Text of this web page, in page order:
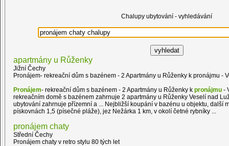
Chalupy ubytování - vyhledávání
apartmány u Růženky
Jižní Čechy
Pronájem- rekreační dům s bazénem - 2 Apartmány u Růženky k pronájmu -
Pronájem- rekreační dům s bazénem - 2 Apartmány u Růženky k pronájmu -
rekreačním domě s bazénem zahrnuje 2 apartmány u Růženky Veselí nad
ubytování zahrnuje přízemní a ... Nejbližší koupání v bazénu u objektu, další
pískovnách 1,5 (písečné pláže), jez Nežárka 1 km, v okolí četné rybníky ...
pronájem chaty
Střední Čechy
Pronájem chaty v retro stylu 80 tých let